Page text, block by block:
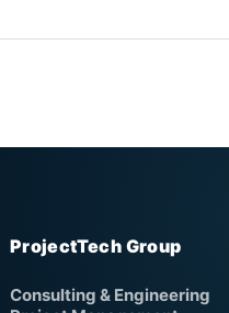
ProjectTech Group
Consulting & Engineering